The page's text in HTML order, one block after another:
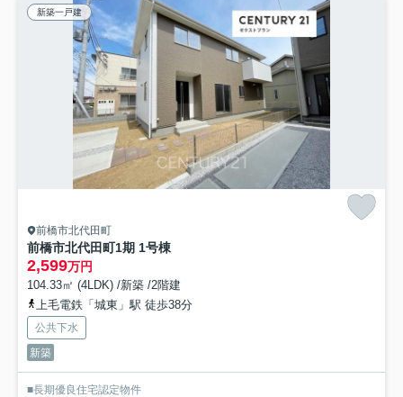
新築一戸建
前橋市北代田町
前橋市北代田町1期 1号棟
2,599万円
104.33㎡ (4LDK) /新築 /2階建
上毛電鉄「城東」駅 徒歩38分
公共下水
新築
■長期優良住宅認定物件